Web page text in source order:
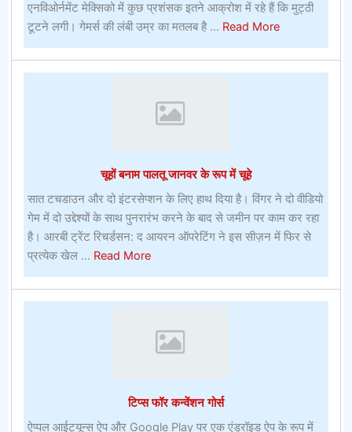
एनविओर्नमेंट मेक्सिको में कुछ प्रशंसक इतने आक्रोश में रहे हैं कि मुट्ठी
टूटने लगी। गेमर्स की लंबी उम्र का मतलब है ... Read Moreabout
ऑनलाइन
बेटिंग
चूहों बनाम पालतू जानवर के रूप में चूहे
सात टचडाउन और दो इंटरसेप्शन के लिए हाथ दिया है। विंगर ने दो वीडियो
गेम में दो उद्देश्यों के साथ पुनरारंभ करने के बाद से जमीन पर काम कर रहा
है। आरबी ट्रेंट रिचर्डसन: द आयरन ऑपरेटिंग ने इस सीज़न में फिर से
प्रत्येक खेल ... Read Moreabout
चूहों
बनाम
जानवर
के
चूहे
टिप्स फॉर कन्वेंशन गोर्स
ऐप्पल आईट्यून्स ऐप और Google Play पर एक एंड्रॉइड ऐप के रूप में